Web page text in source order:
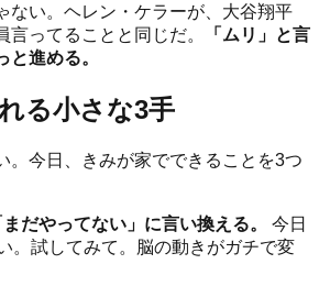
ない。ヘレン・ケラーが、大谷翔平
言ってることと同じだ。
「ムリ」と言
と進める。
る小さな3手
。今日、きみが家でできることを3つ
まだやってない」に言い換える。
今日
。試してみて。脳の動きがガチで変